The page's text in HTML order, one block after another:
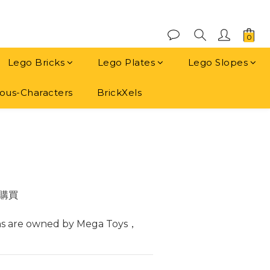
Lego Bricks Lego Plates Lego Slopes
Characters BrickXels
買
are owned by Mega Toys，